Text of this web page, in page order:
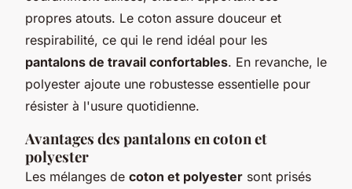
propres atouts. Le coton assure douceur et
respirabilité, ce qui le rend idéal pour les
pantalons de travail confortables. En revanche, le
polyester ajoute une robustesse essentielle pour
résister à l'usure quotidienne.
Avantages des pantalons en coton et
polyester
Les mélanges de coton et polyester sont prisés